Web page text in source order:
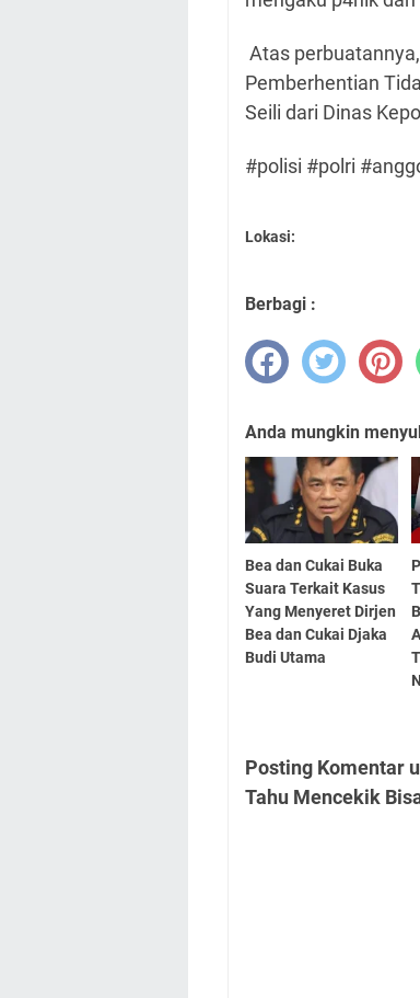
Atas
Pemberhentian
Seili dari Dinas
#polisi #polri
Lokasi:
Berbagi :
Anda mungkin
Bea dan Cukai Buka
Suara Terkait Kasus
Yang Menyeret Dirjen
Bea dan Cukai Djaka
Budi Utama
Posting Komentar
Tahu Mencekik